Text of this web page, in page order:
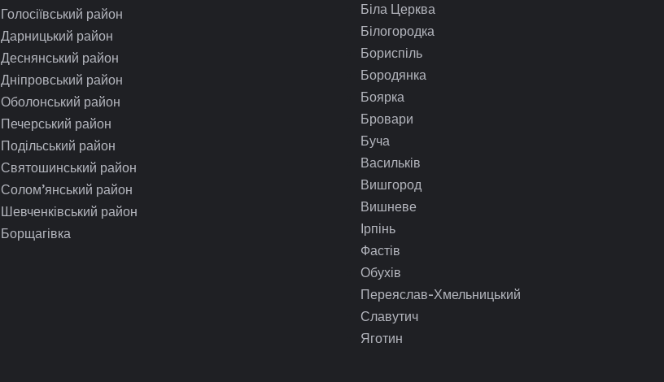
Голосіївський район
Дарницький район
Деснянський район
Дніпровський район
Оболонський район
Печерський район
Подільський район
Святошинський район
Солом’янський район
Шевченківський район
Борщагівка
Біла Церква
Білогородка
Бориспіль
Бородянка
Боярка
Бровари
Буча
Васильків
Вишгород
Вишневе
Ірпінь
Фастів
Обухів
Переяслав-Хмельницький
Славутич
Яготин